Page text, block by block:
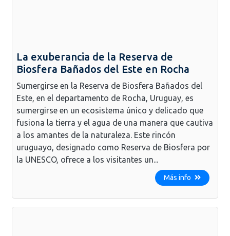
La exuberancia de la Reserva de
Biosfera Bañados del Este en Rocha
Sumergirse en la Reserva de Biosfera Bañados del
Este, en el departamento de Rocha, Uruguay, es
sumergirse en un ecosistema único y delicado que
fusiona la tierra y el agua de una manera que cautiva
a los amantes de la naturaleza. Este rincón
uruguayo, designado como Reserva de Biosfera por
la UNESCO, ofrece a los visitantes un...
Más info